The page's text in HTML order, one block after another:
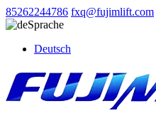
85262244786 fxq@fujimlift.com
Sprache
Deutsch